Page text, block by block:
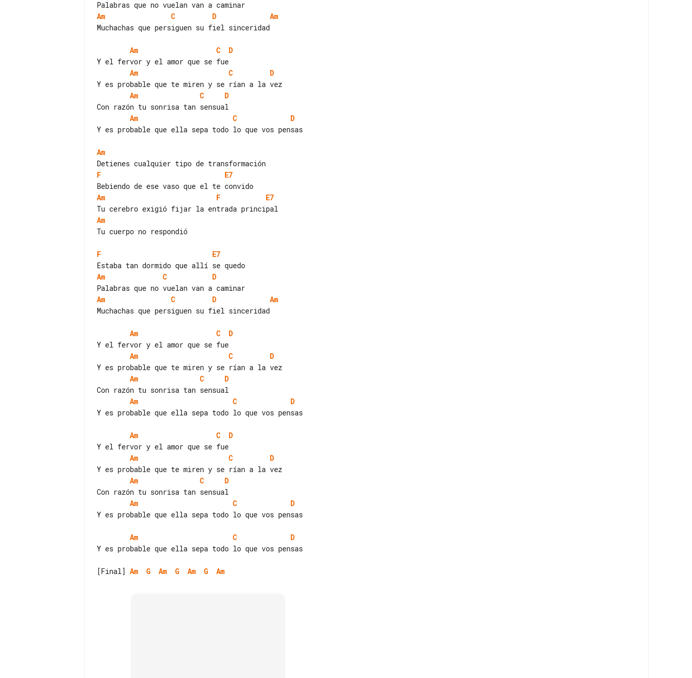
Am
C D
Am
Muchachas que persiguen su fiel sinceridad
Am C
D
Am
C
D
Am
C
D
Am
C
D
Y es probable que ella sepa todo lo que vos pensas
Am
F
E7
Am
F
E7
Am
Tu cuerpo no respondió
F
E7
Am
C
D
Am
C D
Am
Muchachas que persiguen su fiel sinceridad
Am C
D
Am
C
D
Am
C
D
Am
C
D
Y es probable que ella sepa todo lo que vos pensas
Am C
D
Am
C
D
Am
C
D
Am
C
D
Y es probable que ella sepa todo lo que vos pensas
Am C
D
Y es probable que ella sepa todo lo que vos pensas
[Final] Am G Am G Am G Am